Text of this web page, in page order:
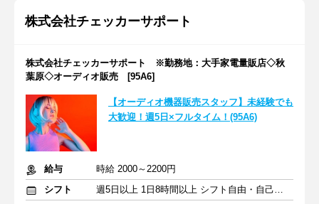
株式会社チェッカーサポート
株式会社チェッカーサポート ※勤務地：大手家電量販店◇秋
葉原◇オーディオ販売 [95A6]
【オーディオ機器販売スタッフ】未経験でも
大歓迎！週5日×フルタイム！(95A6)
給与
時給 2000～2200円
シフト
週5日以上 1日8時間以上 シフト自由・自己申告